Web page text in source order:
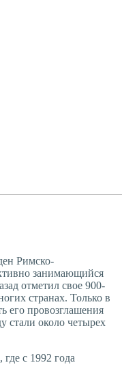
Римско-
занимающийся
отметил свое 900-
странах. Только в
его провозглашения
стали около четырех
с 1992 года